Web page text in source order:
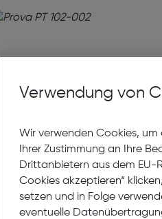
Verwendung von
Wir verwenden Cookies,
Ihrer Zustimmung an Ihre
Drittanbietern aus dem EU-
Cookies akzeptieren“
setzen und in Folge
eventuelle